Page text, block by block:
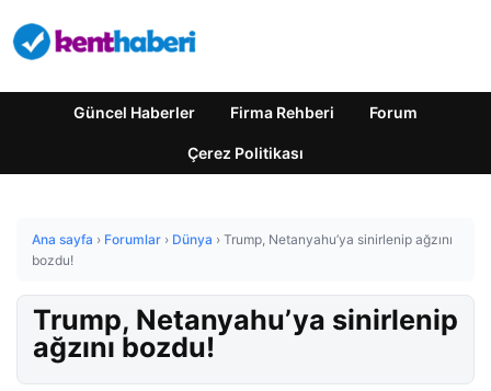
Güncel Haberler Firma Rehberi Forum
Çerez Politikası
Ana sayfa › Forumlar › Dünya › Trump, Netanyahu’ya sinirlenip ağzını
bozdu!
Trump, Netanyahu’ya sinirlenip
ağzını bozdu!